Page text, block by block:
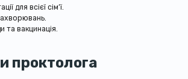
для всієї сім’ї.
та вакцинація.
проктолога